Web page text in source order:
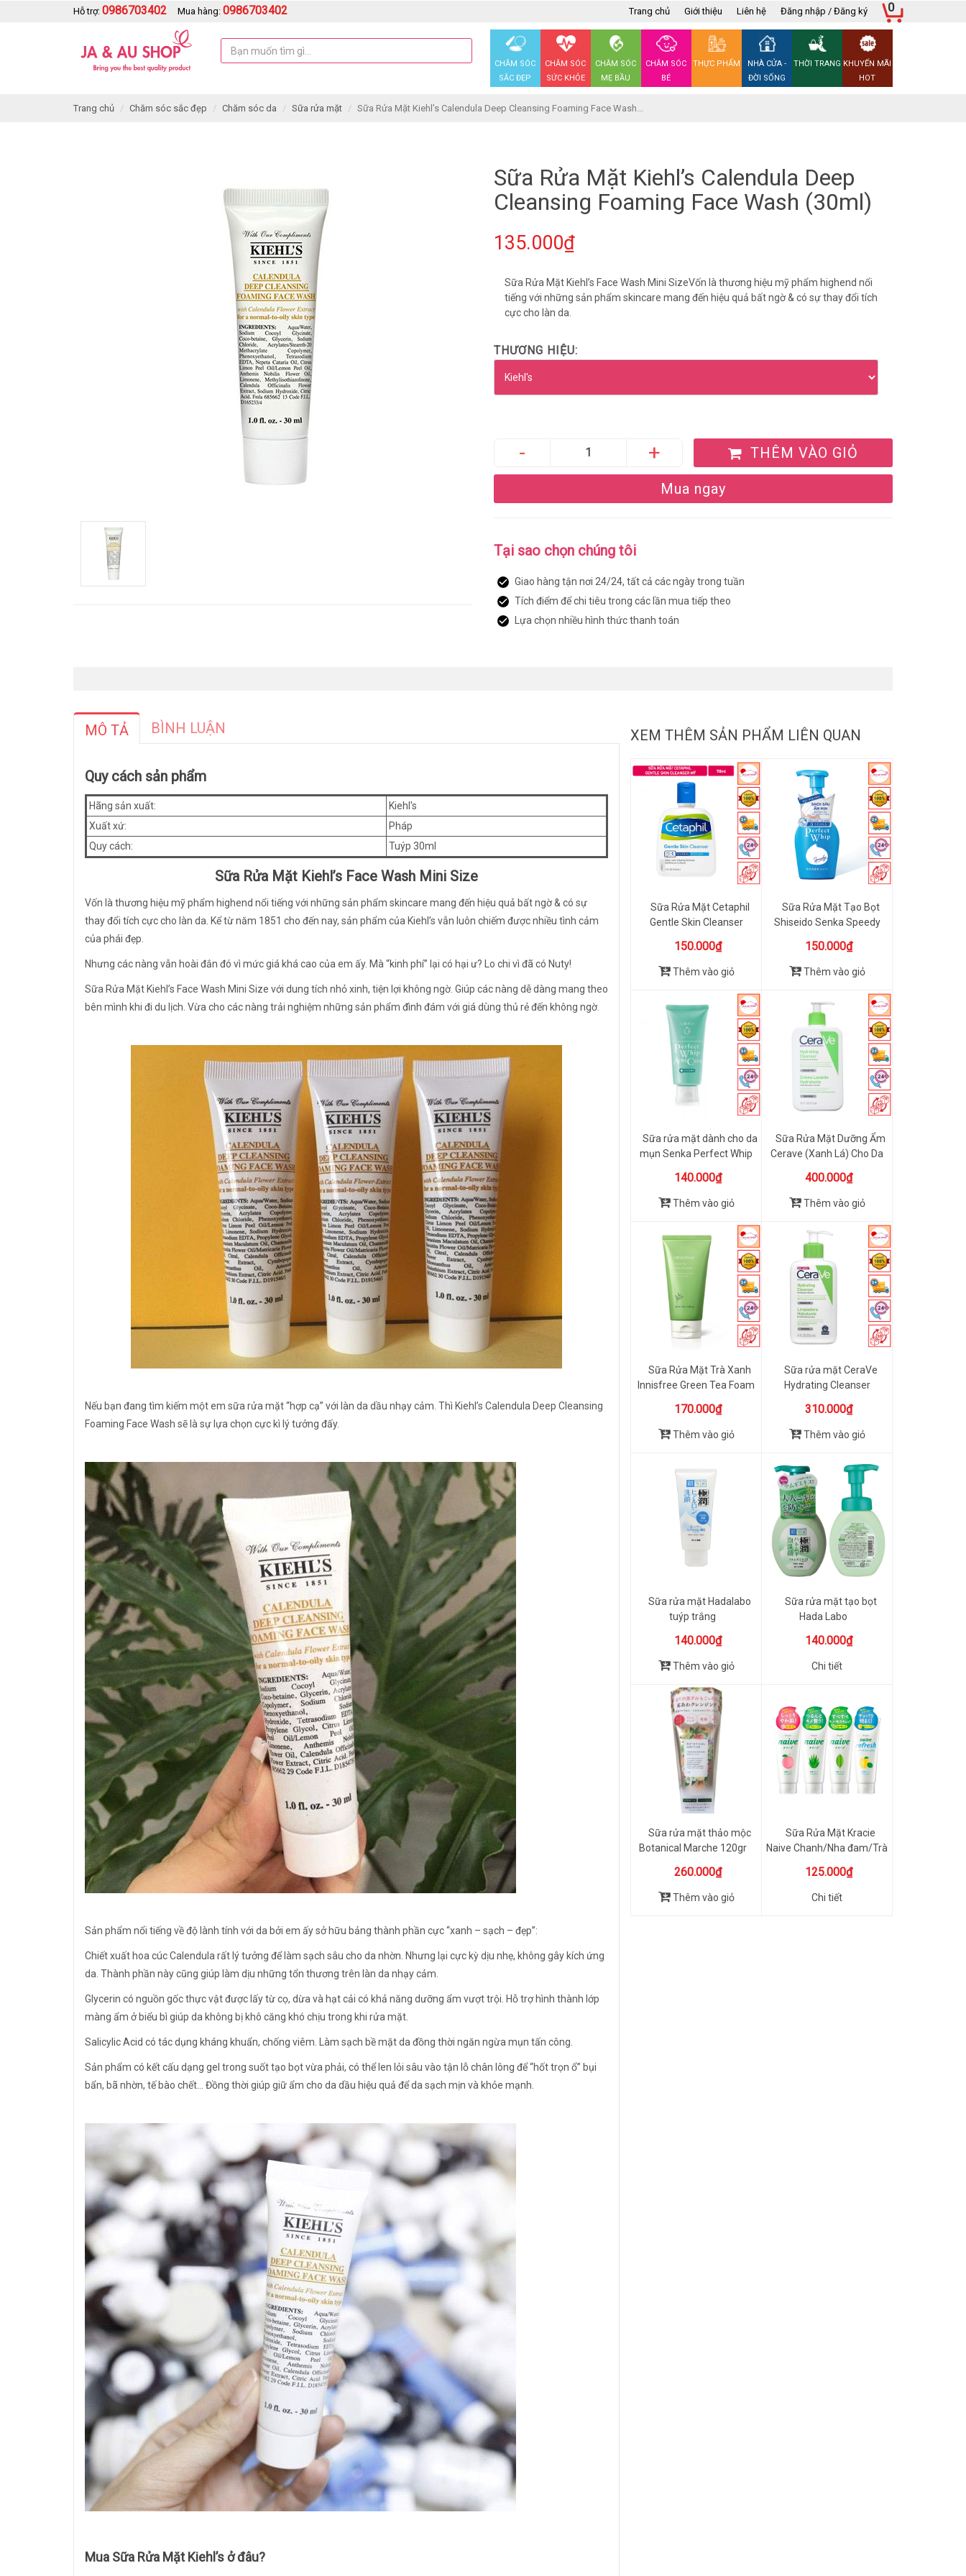
Hỗ trợ: 0986703402 Mua hàng: 0986703402 Trang chủ Giới thiệu Liên hệ Đăng nhập / Đăng ký
CHĂM SÓC
SẮC ĐẸP
CHĂM SÓC
SỨC KHỎE
CHĂM SÓC
MẸ BẦU
CHĂM SÓC
BÉ
THỰC PHẨM
NHÀ CỬA -
ĐỜI SỐNG
THỜI TRANG KHUYẾN MÃI
HOT
0
Trang chủ Chăm sóc sắc đẹp Chăm sóc da Sữa rửa mặt Sữa Rửa Mặt Kiehl’s Calendula Deep Cleansing Foaming Face Wash...
Sữa Rửa Mặt Kiehl’s Calendula Deep
Cleansing Foaming Face Wash (30ml)
135.000₫
Sữa Rửa Mặt Kiehl’s Face Wash Mini SizeVốn là thương hiệu mỹ phẩm highend nổi
tiếng với những sản phẩm skincare mang đến hiệu quả bất ngờ & có sự thay đổi tích
cực cho làn da.
THƯƠNG HIỆU:
THÊM VÀO GIỎ
Mua ngay
Tại sao chọn chúng tôi
Giao hàng tận nơi 24/24, tất cả các ngày trong tuần
Tích điểm để chi tiêu trong các lần mua tiếp theo
Lựa chọn nhiều hình thức thanh toán
MÔ TẢ BÌNH LUẬN
Quy cách sản phẩm
Hãng sản xuất:
Kiehl's
Xuất xứ:
Pháp
Quy cách:
Tuýp 30ml
Sữa Rửa Mặt Kiehl’s Face Wash Mini Size
Vốn là thương hiệu mỹ phẩm highend nổi tiếng với những sản phẩm skincare mang đến hiệu quả bất ngờ & có sự
thay đổi tích cực cho làn da. Kể từ năm 1851 cho đến nay, sản phẩm của Kiehl’s vẫn luôn chiếm được nhiều tình cảm
của phái đẹp.
Nhưng các nàng vẫn hoài đắn đó vì mức giá khá cao của em ấy. Mà “kinh phí” lại có hại ư? Lo chi vì đã có Nuty!
Sữa Rửa Mặt Kiehl’s Face Wash Mini Size với dung tích nhỏ xinh, tiện lợi không ngờ. Giúp các nàng dễ dàng mang theo
bên mình khi đi du lịch. Vừa cho các nàng trải nghiệm những sản phẩm đình đám với giá dùng thủ rẻ đến không ngờ.
Nếu bạn đang tìm kiếm một em sữa rửa mặt “hợp cạ” với làn da dầu nhạy cảm. Thì Kiehl’s Calendula Deep Cleansing
Foaming Face Wash sẽ là sự lựa chọn cực kì lý tưởng đấy.
Sản phẩm nổi tiếng về độ lành tính với da bởi em ấy sở hữu bảng thành phần cực “xanh – sạch – đẹp”:
Chiết xuất hoa cúc Calendula rất lý tưởng để làm sạch sâu cho da nhờn. Nhưng lại cực kỳ dịu nhẹ, không gây kích ứng
da. Thành phần này cũng giúp làm dịu những tổn thương trên làn da nhạy cảm.
Glycerin có nguồn gốc thực vật được lấy từ cọ, dừa và hạt cải có khả năng dưỡng ẩm vượt trội. Hỗ trợ hình thành lớp
màng ẩm ở biểu bì giúp da không bị khô căng khó chịu trong khi rửa mặt.
Salicylic Acid có tác dụng kháng khuẩn, chống viêm. Làm sạch bề mặt da đồng thời ngăn ngừa mụn tấn công.
Sản phẩm có kết cấu dạng gel trong suốt tạo bọt vừa phải, có thể len lỏi sâu vào tận lỗ chân lông để “hốt trọn ổ” bụi
bẩn, bã nhờn, tế bào chết… Đồng thời giúp giữ ẩm cho da dầu hiệu quả để da sạch mịn và khỏe mạnh.
Mua Sữa Rửa Mặt Kiehl’sở đâu?
XEM THÊM SẢN PHẨM LIÊN QUAN
Sữa Rửa Mặt Cetaphil
Gentle Skin Cleanser
150.000₫
Thêm vào giỏ
Sữa Rửa Mặt Tạo Bọt
Shiseido Senka Speedy
150.000₫
Thêm vào giỏ
Sữa rửa mặt dành cho da
mụn Senka Perfect Whip
140.000₫
Thêm vào giỏ
Sữa Rửa Mặt Dưỡng Ẩm
Cerave (Xanh Lá) Cho Da
400.000₫
Thêm vào giỏ
Sữa Rửa Mặt Trà Xanh
Innisfree Green Tea Foam
170.000₫
Thêm vào giỏ
Sữa rửa mặt CeraVe
Hydrating Cleanser
310.000₫
Thêm vào giỏ
Sữa rửa mặt Hadalabo
tuýp trắng
140.000₫
Thêm vào giỏ
Sữa rửa mặt tạo bọt
Hada Labo
140.000₫
Chi tiết
Sữa rửa mặt thảo mộc
Botanical Marche 120gr
260.000₫
Thêm vào giỏ
Sữa Rửa Mặt Kracie
Naive Chanh/Nha đam/Trà
125.000₫
Chi tiết